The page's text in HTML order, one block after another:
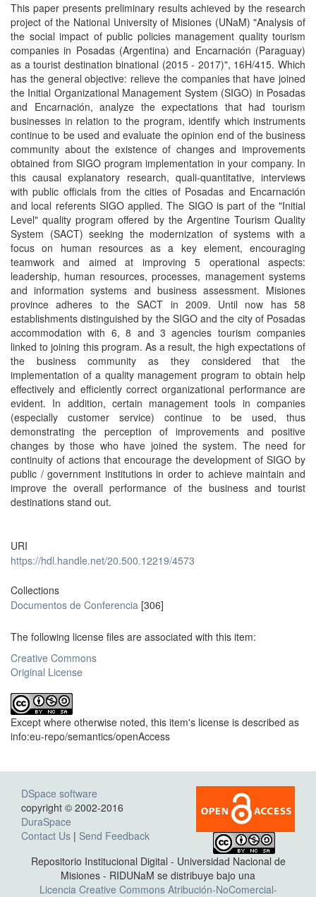
This paper presents preliminary results achieved by the research
project of the National University of Misiones (UNaM) "Analysis of
the social impact of public policies management quality tourism
companies in Posadas (Argentina) and Encarnación (Paraguay)
as a tourist destination binational (2015 - 2017)", 16H/415. Which
has the general objective: relieve the companies that have joined
the Initial Organizational Management System (SIGO) in Posadas
and Encarnación, analyze the expectations that had tourism
businesses in relation to the program, identify which instruments
continue to be used and evaluate the opinion end of the business
community about the existence of changes and improvements
obtained from SIGO program implementation in your company. In
this causal explanatory research, quali-quantitative, interviews
with public officials from the cities of Posadas and Encarnación
and local referents SIGO applied. The SIGO is part of the "Initial
Level" quality program offered by the Argentine Tourism Quality
System (SACT) seeking the modernization of systems with a
focus on human resources as a key element, encouraging
teamwork and aimed at improving 5 operational aspects:
leadership, human resources, processes, management systems
and information systems and business assessment. Misiones
province adheres to the SACT in 2009. Until now has 58
establishments distinguished by the SIGO and the city of Posadas
accommodation with 6, 8 and 3 agencies tourism companies
linked to joining this program. As a result, the high expectations of
the business community as they considered that the
implementation of a quality management program to obtain help
effectively and efficiently correct organizational performance are
evident. In addition, certain management tools in companies
(especially customer service) continue to be used, thus
demonstrating the perception of improvements and positive
changes by those who have joined the system. The need for
continuity of actions that encourage the development of SIGO by
public / government institutions in order to achieve maintain and
improve the overall performance of the business and tourist
destinations stand out.
URI
https://hdl.handle.net/20.500.12219/4573
Collections
Documentos de Conferencia [306]
The following license files are associated with this item:
Creative Commons
Original License
Except where otherwise noted, this item's license is described as
info:eu-repo/semantics/openAccess
DSpace software
copyright © 2002-2016
DuraSpace
Contact Us | Send Feedback
Repositorio Institucional Digital - Universidad Nacional de
Misiones - RIDUNaM se distribuye bajo una
Licencia Creative Commons Atribución-NoComercial-